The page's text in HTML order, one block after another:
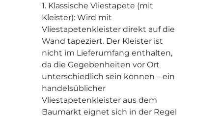
1. Klassische Vliestapete (mit
Kleister): Wird mit
Vliestapetenkleister direkt auf die
Wand tapeziert. Der Kleister ist
nicht im Lieferumfang enthalten,
da die Gegebenheiten vor Ort
unterschiedlich sein können – ein
handelsüblicher
Vliestapetenkleister aus dem
Baumarkt eignet sich in der Regel